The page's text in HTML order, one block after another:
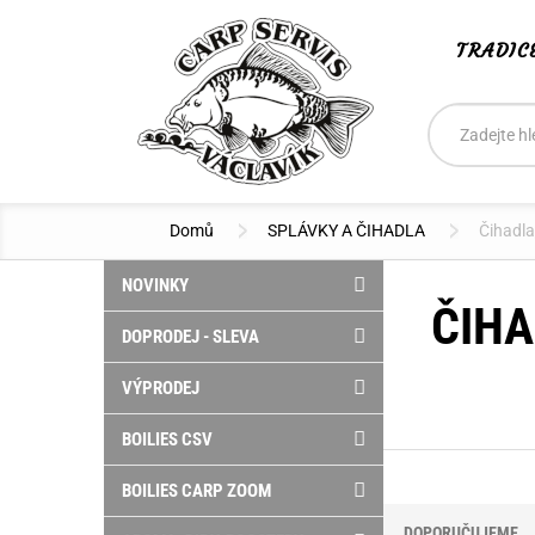
Vyhledávání
Hledat
Domů SPLÁVKY A ČIHADLA
NOVINKY
DOPRODEJ - SLEVA
VÝPRODEJ
BOILIES CSV
BOILIES CARP ZOOM